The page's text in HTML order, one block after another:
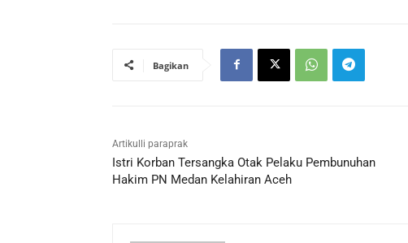
Bagikan
Artikulli paraprak
Istri Korban Tersangka Otak Pelaku Pembunuhan
Hakim PN Medan Kelahiran Aceh